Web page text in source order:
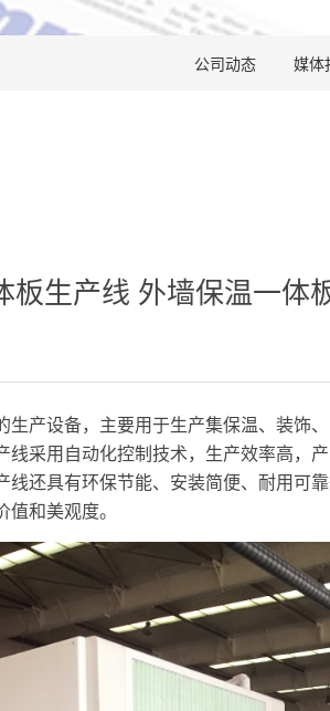
公司动态 媒体
板生产线 外墙保温一体
生产设备，主要用于生产集保温、装饰
线采用自动化控制技术，生产效率高，
还具有环保节能、安装简便、耐用可
和美观度。